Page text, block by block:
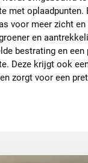
met oplaadpunten.
voor meer zicht en
en
bestrating en een
Deze krijgt ook
zorgt voor een